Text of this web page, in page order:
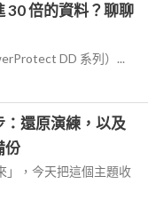
30 倍的資料？聊聊
DD 系列）...
還原演練，以及
份
」，今天把這個主題收